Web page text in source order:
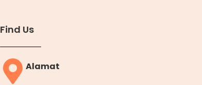
Find Us
Alamat